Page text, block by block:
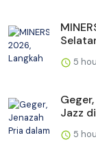
5
Jazz
5